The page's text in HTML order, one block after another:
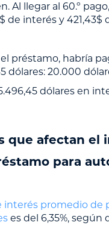
Al llegar al 60.º
de interés y 421,43$
préstamo, habría
dólares: 20.000
dólares en
que afectan el
para
interés promedio de
es del 6,35%, según